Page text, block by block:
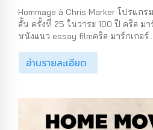
Hommage à Chris Marker โปรแก
สั้น ครั้งที่ 25 ในวาระ 100 ปี คริส ม
หนังแนว essay filmคริส มาร์กเกอร์...
อ่านรายละเอียด